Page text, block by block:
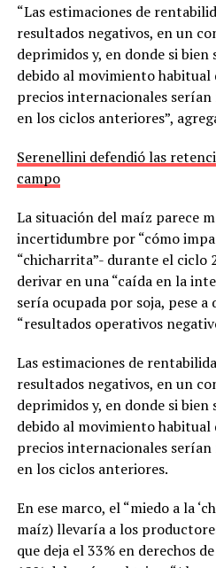
“Las estimaciones de
resultados negativos, en un
deprimidos y, en donde si
debido al movimiento habitual
precios internacionales serían
en los ciclos anteriores”,
Serenellini defendió las
campo
La situación del maíz parece
incertidumbre por “cómo
“chicharrita”- durante el ciclo
derivar en una “caída en la
sería ocupada por soja, pese
“resultados operativos
Las estimaciones de
resultados negativos, en un
deprimidos y, en donde si
debido al movimiento habitual
precios internacionales serían
en los ciclos anteriores.
En ese marco, el “miedo a la
maíz) llevaría a los
que deja el 33% en derechos